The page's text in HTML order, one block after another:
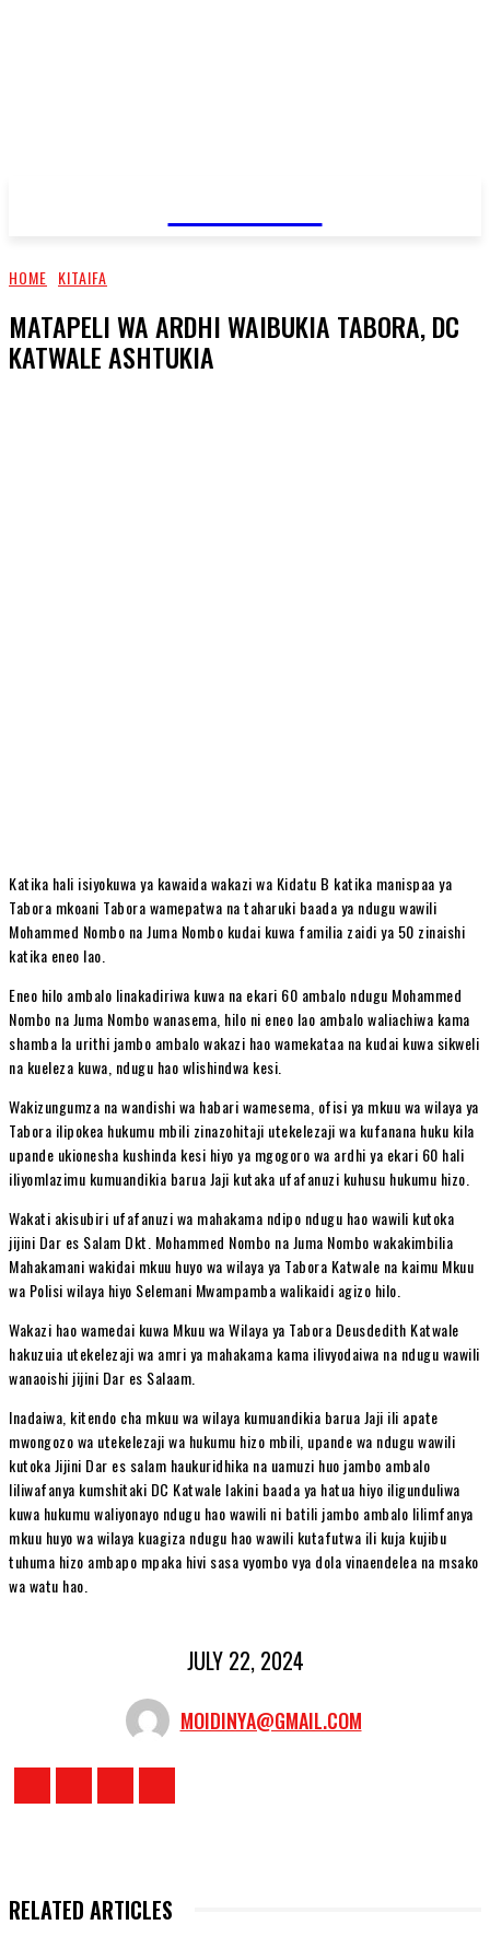
HOME KITAIFA
MATAPELI WA ARDHI WAIBUKIA TABORA, DC
KATWALE ASHTUKIA
Katika hali isiyokuwa ya kawaida wakazi wa Kidatu B katika manispaa ya
Tabora mkoani Tabora wamepatwa na taharuki baada ya ndugu wawili
Mohammed Nombo na Juma Nombo kudai kuwa familia zaidi ya 50 zinaishi
katika eneo lao.
Eneo hilo ambalo linakadiriwa kuwa na ekari 60 ambalo ndugu Mohammed
Nombo na Juma Nombo wanasema, hilo ni eneo lao ambalo waliachiwa kama
shamba la urithi jambo ambalo wakazi hao wamekataa na kudai kuwa sikweli
na kueleza kuwa, ndugu hao wlishindwa kesi.
Wakizungumza na wandishi wa habari wamesema, ofisi ya mkuu wa wilaya ya
Tabora ilipokea hukumu mbili zinazohitaji utekelezaji wa kufanana huku kila
upande ukionesha kushinda kesi hiyo ya mgogoro wa ardhi ya ekari 60 hali
iliyomlazimu kumuandikia barua Jaji kutaka ufafanuzi kuhusu hukumu hizo.
Wakati akisubiri ufafanuzi wa mahakama ndipo ndugu hao wawili kutoka
jijini Dar es Salam Dkt. Mohammed Nombo na Juma Nombo wakakimbilia
Mahakamani wakidai mkuu huyo wa wilaya ya Tabora Katwale na kaimu Mkuu
wa Polisi wilaya hiyo Selemani Mwampamba walikaidi agizo hilo.
Wakazi hao wamedai kuwa Mkuu wa Wilaya ya Tabora Deusdedith Katwale
hakuzuia utekelezaji wa amri ya mahakama kama ilivyodaiwa na ndugu wawili
wanaoishi jijini Dar es Salaam.
Inadaiwa, kitendo cha mkuu wa wilaya kumuandikia barua Jaji ili apate
mwongozo wa utekelezaji wa hukumu hizo mbili, upande wa ndugu wawili
kutoka Jijini Dar es salam haukuridhika na uamuzi huo jambo ambalo
liliwafanya kumshitaki DC Katwale lakini baada ya hatua hiyo iligunduliwa
kuwa hukumu waliyonayo ndugu hao wawili ni batili jambo ambalo lilimfanya
mkuu huyo wa wilaya kuagiza ndugu hao wawili kutafutwa ili kuja kujibu
tuhuma hizo ambapo mpaka hivi sasa vyombo vya dola vinaendelea na msako
wa watu hao.
JULY 22, 2024
MOIDINYA@GMAIL.COM
RELATED ARTICLES